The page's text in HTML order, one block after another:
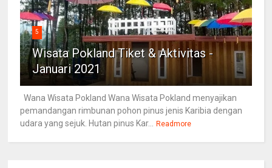
5
Wisata Pokland Tiket & Aktivitas -
Januari 2021
Wana Wisata Pokland Wana Wisata Pokland menyajikan
pemandangan rimbunan pohon pinus jenis Karibia dengan
udara yang sejuk. Hutan pinus Kar... Readmore